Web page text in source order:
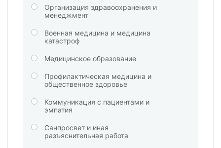
Организация здравоохранения и
менеджмент
Военная медицина и медицина
катастроф
Медицинское образование
Профилактическая медицина и
общественное здоровье
Коммуникация с пациентами и
эмпатия
Санпросвет и иная
разъяснительная работа